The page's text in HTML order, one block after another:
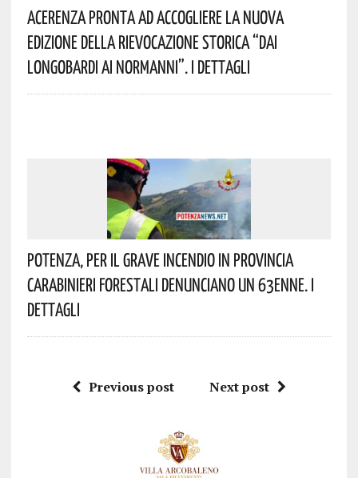
Acerenza Pronta Ad Accogliere La Nuova
Edizione Della Rievocazione Storica “Dai
Longobardi Ai Normanni”. I Dettagli
Potenza, Per Il Grave Incendio In Provincia
Carabinieri Forestali Denunciano Un 63enne. I
Dettagli
Previous post Next post